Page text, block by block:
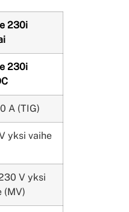
230i
230i
A (TIG)
yksi vaihe
V yksi
(MV)